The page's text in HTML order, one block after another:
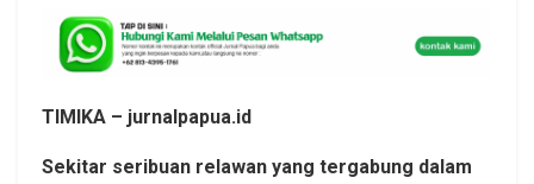
TIMIKA – jurnalpapua.id
Sekitar seribuan relawan yang tergabung dalam